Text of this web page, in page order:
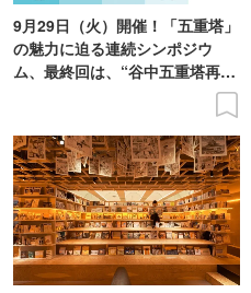
9月29日（火）開催！「五重塔」
の魅力に迫る連続シンポジウ
ム、最終回は、“谷中五重塔再建